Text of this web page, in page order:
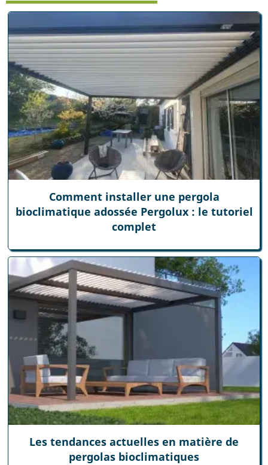
Comment installer une pergola
bioclimatique adossée Pergolux : le tutoriel
complet
Les tendances actuelles en matière de
pergolas bioclimatiques